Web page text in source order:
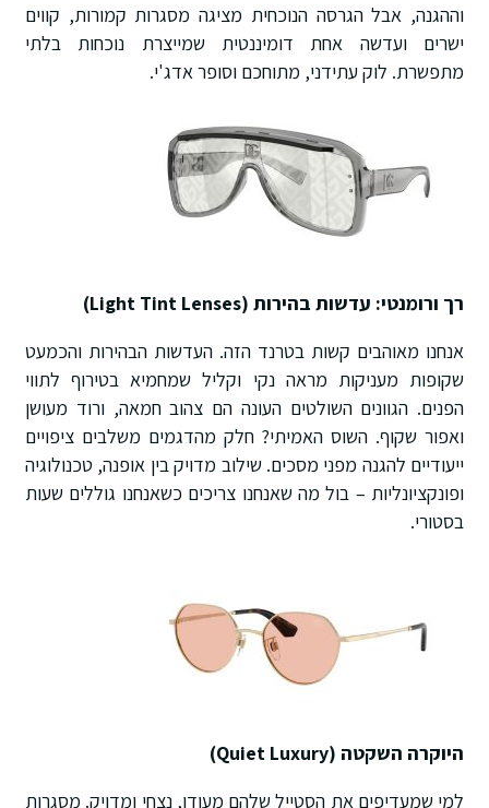
וההגנה, אבל הגרסה הנוכחית מציגה מסגרות קמורות, קווים
ישרים ועדשה אחת דומיננטית שמייצרת נוכחות בלתי
מתפשרת. לוק עתידני, מתוחכם וסופר אדג'י.
רך ורומנטי: עדשות בהירות (Light Tint Lenses)
אנחנו מאוהבים קשות בטרנד הזה. העדשות הבהירות והכמעט
שקופות מעניקות מראה נקי וקליל שמחמיא בטירוף לתווי
הפנים. הגוונים השולטים העונה הם צהוב חמאה, ורוד מעושן
ואפור שקוף. השוס האמיתי? חלק מהדגמים משלבים ציפויים
ייעודיים להגנה מפני מסכים. שילוב מדויק בין אופנה, טכנולוגיה
ופונקציונליות – בול מה שאנחנו צריכים כשאנחנו גוללים שעות
בסטורי.
היוקרה השקטה (Quiet Luxury)
למי שמעדיפים את הסטייל שלהם מעודן, נצחי ומדויק. מסגרות